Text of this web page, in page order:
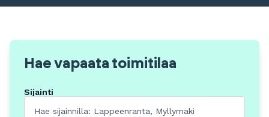
Hae vapaata toimitilaa
Sijainti